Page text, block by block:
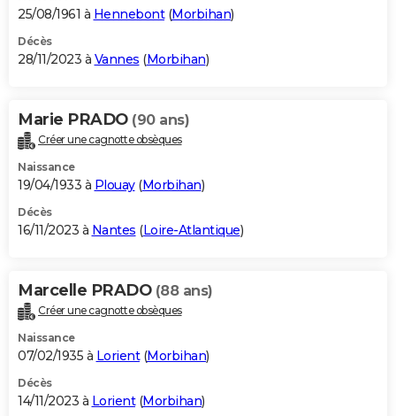
25/08/1961 à Hennebont(Morbihan)
Décès
28/11/2023 à Vannes (Morbihan)
Marie PRADO (90 ans)
Créer une cagnotte obsèques
Naissance
19/04/1933 à Plouay(Morbihan)
Décès
16/11/2023 à Nantes (Loire-Atlantique)
Marcelle PRADO (88 ans)
Créer une cagnotte obsèques
Naissance
07/02/1935 à Lorient(Morbihan)
Décès
14/11/2023 à Lorient(Morbihan)